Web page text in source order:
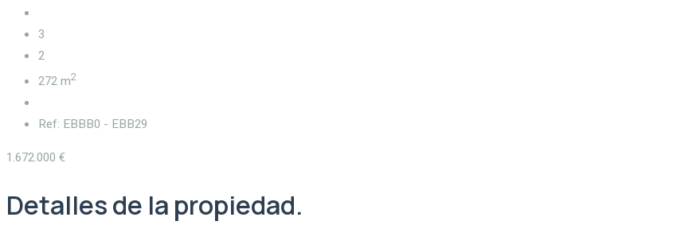
3
2
272 m2
Ref: EBBB0 - EBB29
1.672.000 €
Detalles de la propiedad.